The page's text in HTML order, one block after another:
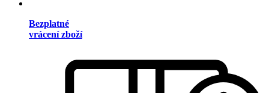
Bezplatné
vrácení zboží